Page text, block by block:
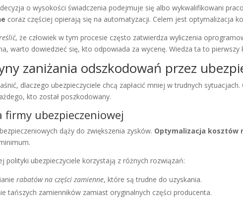
o wysokości świadczenia podejmuje się albo wykwalifikowani
coraz częściej opierają się na automatyzacji. Celem jest optymalizacja
, że człowiek w tym procesie często zatwierdza wyliczenia
warto dowiedzieć się, kto odpowiada za wycenę. Wiedza ta to pierwszy
zaniżania odszkodowań przez
dlaczego ubezpieczyciele chcą zapłacić mniej w trudnych
kto został poszkodowany.
firmy ubezpieczeniowej
dąży do zwiększenia zysków. Optymalizacja kosztów
polityki ubezpieczyciele korzystają z różnych rozwiązań:
rabatów na części zamienne, które są trudne do uzyskania.
tańszych zamienników zamiast oryginalnych części producenta.